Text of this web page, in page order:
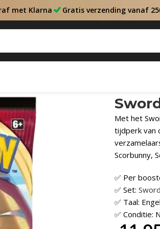
met Klarna Gratis verzending vanaf
Met het
tijdperk van
Scorbunny,
✅ Per
✅ Set:
✅ Taal:
✅ Conditie: